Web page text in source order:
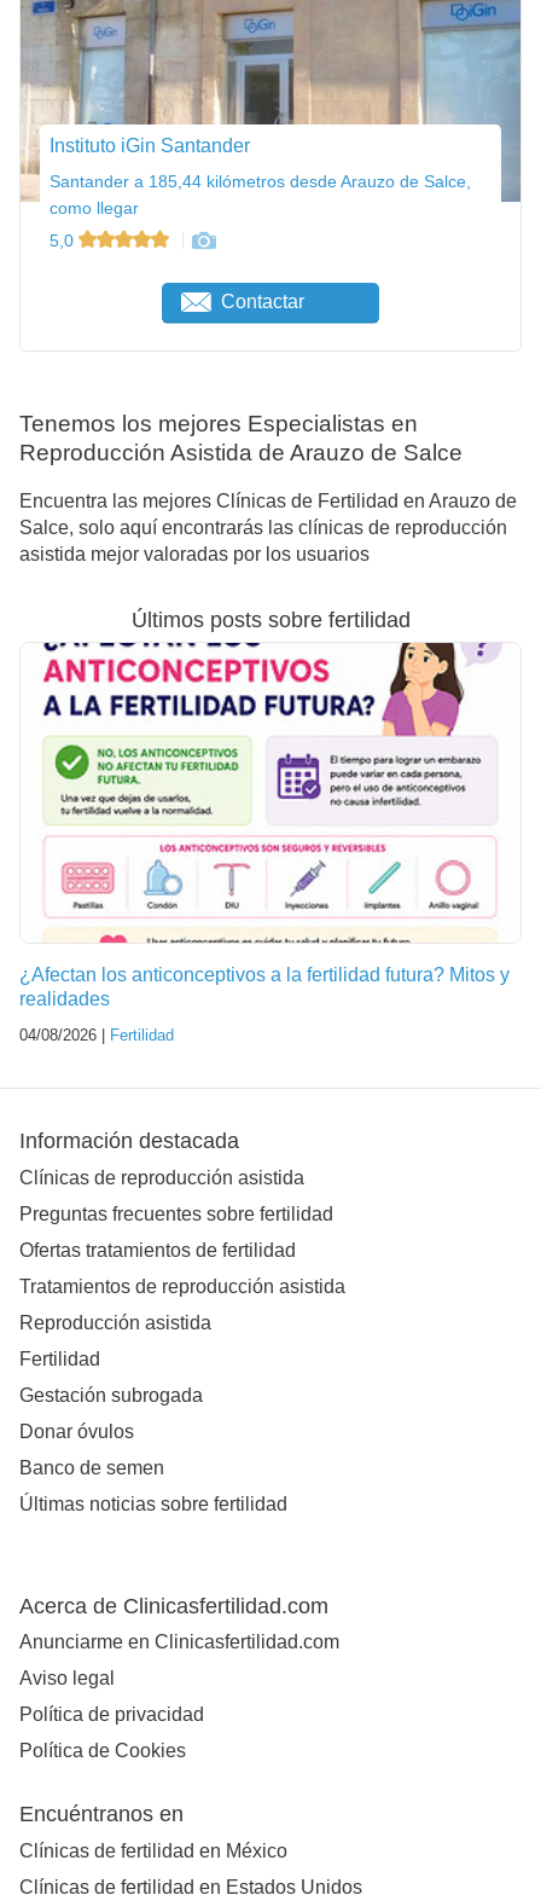
Instituto iGin Santander
Santander a 185,44 kilómetros desde Arauzo de Salce,
como llegar
5,0
Contactar
Tenemos los mejores Especialistas en
Reproducción Asistida de Arauzo de Salce
Encuentra las mejores Clínicas de Fertilidad en Arauzo de
Salce, solo aquí encontrarás las clínicas de reproducción
asistida mejor valoradas por los usuarios
Últimos posts sobre fertilidad
¿Afectan los anticonceptivos a la fertilidad futura? Mitos y
realidades
04/08/2026 | Fertilidad
Información destacada
Clínicas de reproducción asistida
Preguntas frecuentes sobre fertilidad
Ofertas tratamientos de fertilidad
Tratamientos de reproducción asistida
Reproducción asistida
Fertilidad
Gestación subrogada
Donar óvulos
Banco de semen
Últimas noticias sobre fertilidad
Acerca de Clinicasfertilidad.com
Anunciarme en Clinicasfertilidad.com
Aviso legal
Política de privacidad
Política de Cookies
Encuéntranos en
Clínicas de fertilidad en México
Clínicas de fertilidad en Estados Unidos